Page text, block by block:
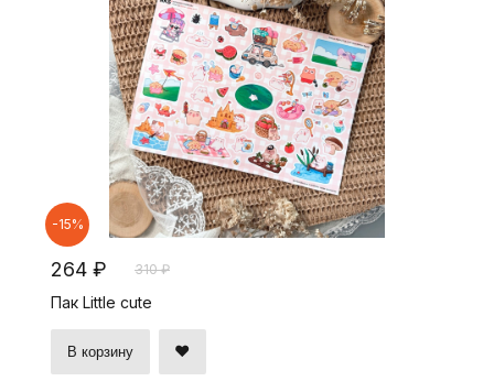
-15%
264 ₽ 310 ₽
Пак Little cute
В корзину